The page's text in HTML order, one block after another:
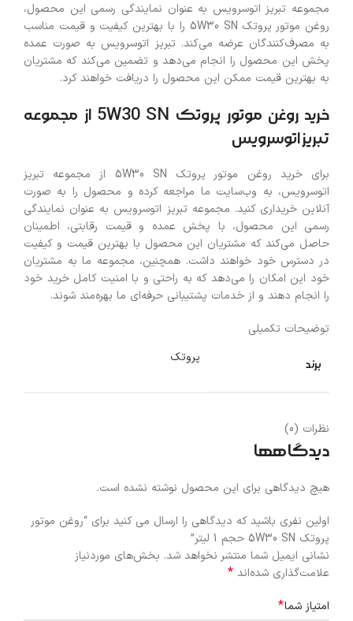
مجموعه تبریز اتوسرویس به عنوان نمایندگی رسمی این محصول،
روغن موتور پروتک 5W30 SN را با بهترین کیفیت و قیمت مناسب
به مصرف‌کنندگان عرضه می‌کند. تبریز اتوسرویس به صورت عمده
پخش این محصول را انجام می‌دهد و تضمین می‌کند که مشتریان
به بهترین قیمت ممکن این محصول را دریافت خواهند کرد.
خرید روغن موتور پروتک 5W30 SN از مجموعه
تبریز اتوسرویس
برای خرید روغن موتور پروتک 5W30 SN از مجموعه تبریز
اتوسرویس، به وب‌سایت ما مراجعه کرده و محصول را به صورت
آنلاین خریداری کنید. مجموعه تبریز اتوسرویس به عنوان نمایندگی
رسمی این محصول، با پخش عمده و قیمت رقابتی، اطمینان
حاصل می‌کند که مشتریان این محصول با بهترین قیمت و کیفیت
در دسترس خود خواهند داشت. همچنین، مجموعه ما به مشتریان
خود این امکان را می‌دهد که به راحتی و با امنیت کامل خرید خود
را انجام دهند و از خدمات پشتیبانی حرفه‌ای ما بهره‌مند شوند.
توضیحات تکمیلی
برند پروتک
نظرات (0)
دیدگاهها
هیچ دیدگاهی برای این محصول نوشته نشده است.
اولین نفری باشید که دیدگاهی را ارسال می کنید برای “روغن موتور
پروتک 5W30 SN حجم 1 لیتر”
نشانی ایمیل شما منتشر نخواهد شد. بخش‌های موردنیاز
علامت‌گذاری شده‌اند *
امتیاز شما*